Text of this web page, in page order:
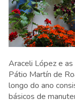
Araceli López e
Pátio Martín de
longo do ano
básicos de